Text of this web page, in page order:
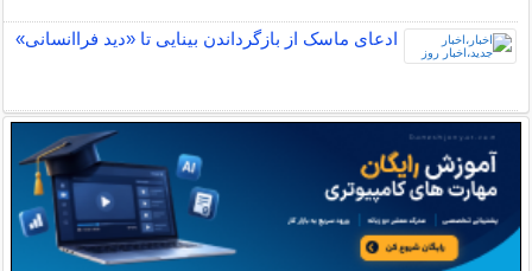
ادعای ماسک از بازگرداندن بینایی تا «دید فراانسانی»